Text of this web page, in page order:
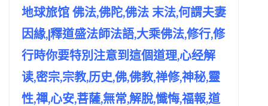
地球旅馆 佛法,佛陀,佛法 末法,何謂夫妻
因緣,|釋道盛法師法語,大乘佛法,修行,修
行時你要特別注意到這個道理,心经解
读,密宗,宗教,历史,佛,佛教,禅修,神秘,靈
性,禪,心安,菩薩,無常,解脫,懺悔,福報,道